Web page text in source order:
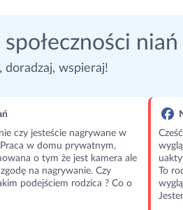
społeczności niań
doradzaj, wspieraj!
czy jesteście nagrywane w
w domu prywatnym,
o tym że jest kamera ale
na nagrywanie. Czy
podejściem rodzica ? Co o
To